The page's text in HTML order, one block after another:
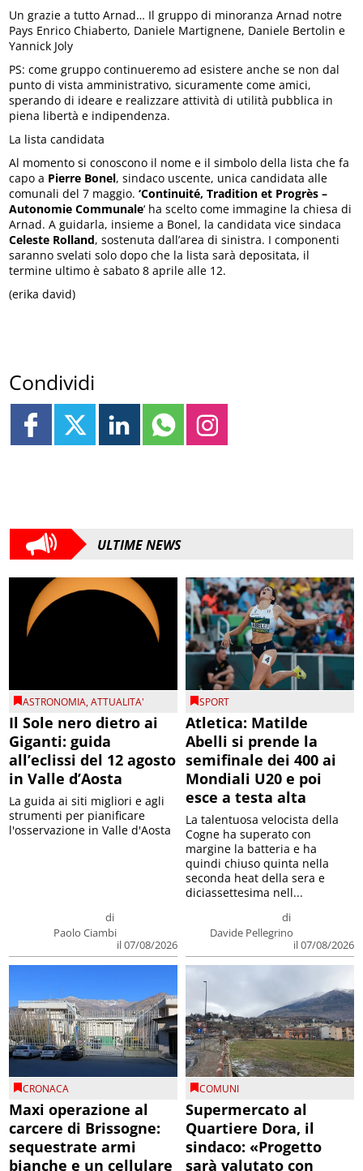
Un grazie a tutto Arnad… Il gruppo di minoranza Arnad notre
Pays Enrico Chiaberto, Daniele Martignene, Daniele Bertolin e
Yannick Joly
PS: come gruppo continueremo ad esistere anche se non dal
punto di vista amministrativo, sicuramente come amici,
sperando di ideare e realizzare attività di utilità pubblica in
piena libertà e indipendenza.
La lista candidata
Al momento si conoscono il nome e il simbolo della lista che fa
capo a Pierre Bonel, sindaco uscente, unica candidata alle
comunali del 7 maggio.‘Continuité, Tradition et Progrès –
Autonomie Communale‘ ha scelto come immagine la chiesa di
Arnad. A guidarla, insieme a Bonel, la candidata vice sindaca
Celeste Rolland, sostenuta dall’area di sinistra. I componenti
saranno svelati solo dopo che la lista sarà depositata, il
termine ultimo è sabato 8 aprile alle 12.
(erika david)
Condividi
ULTIME NEWS
ASTRONOMIA,ATTUALITA'
Il Sole nero dietro ai
Giganti: guida
all’eclissi del 12 agosto
in Valle d’Aosta
di
Paolo Ciambi
il 07/08/2026
La guida ai siti migliori e agli
strumenti per pianificare
l'osservazione in Valle d'Aosta
SPORT
Atletica: Matilde
Abelli si prende la
semifinale dei 400 ai
Mondiali U20 e poi
esce a testa alta
di
Davide Pellegrino
il 07/08/2026
La talentuosa velocista della
Cogne ha superato con
margine la batteria e ha
quindi chiuso quinta nella
seconda heat della sera e
diciassettesima nell...
CRONACA
Maxi operazione al
carcere di Brissogne:
sequestrate armi
bianche e un cellulare
COMUNI
Supermercato al
Quartiere Dora, il
sindaco: «Progetto
sarà valutato con